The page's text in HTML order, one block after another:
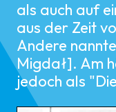
als auch auf
aus der Zeit
Andere
Migdał]. Am
jedoch als